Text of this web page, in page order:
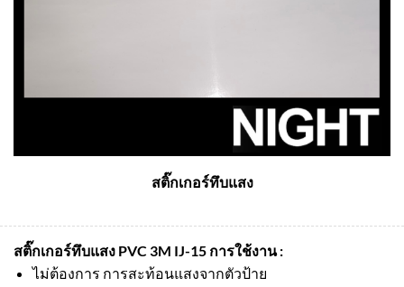
สติ๊กเกอร์ทึบแสง
สติ๊กเกอร์ทึบแสง PVC 3M IJ-15 การใช้งาน :
ไม่ต้องการ การสะท้อนแสงจากตัวป้าย